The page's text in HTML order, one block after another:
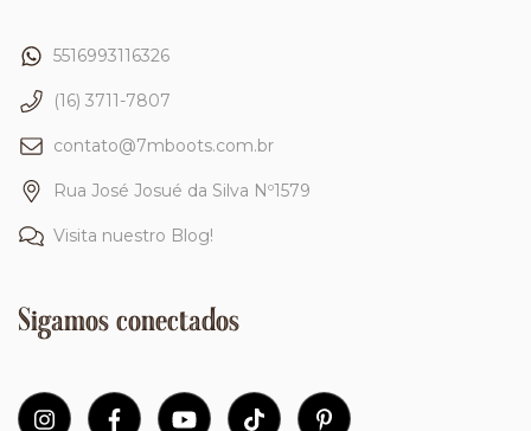
5516993116326
(16) 3711-7807
contato@7mboots.com.br
Rua José Josué da Silva Nº1579
Visita nuestro Blog!
Sigamos conectados